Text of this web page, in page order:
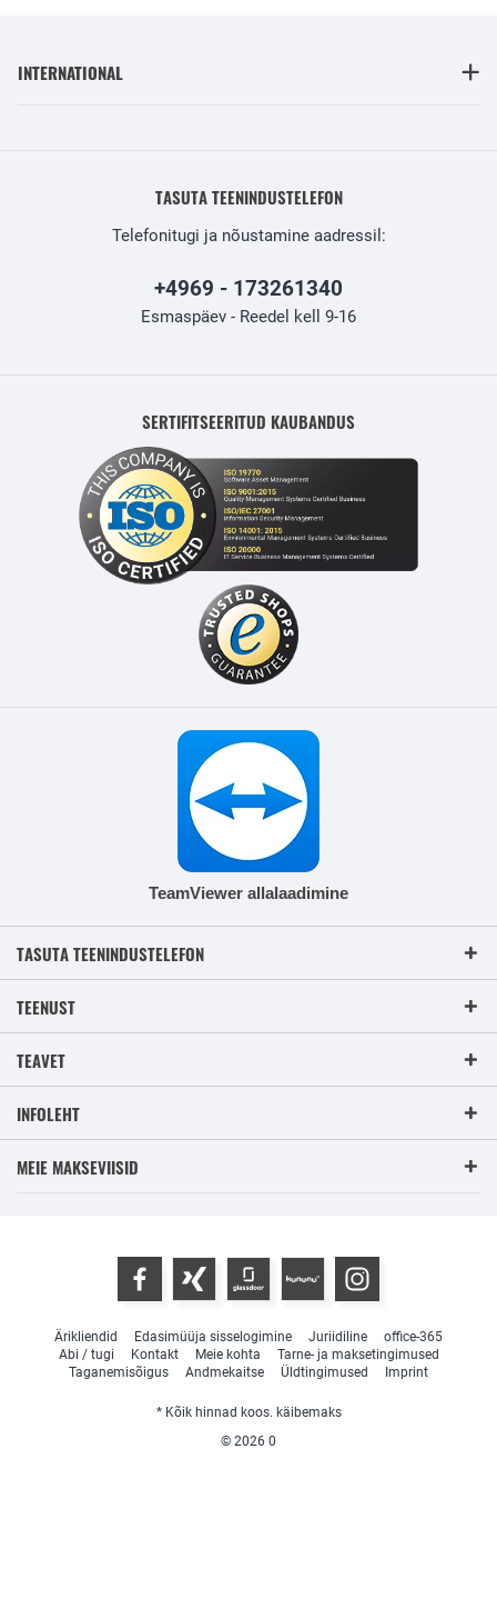
INTERNATIONAL
TASUTA TEENINDUSTELEFON
Telefonitugi ja nõustamine aadressil:
+4969 - 173261340
Esmaspäev - Reedel kell 9-16
SERTIFITSEERITUD KAUBANDUS
TeamViewer allalaadimine
TASUTA TEENINDUSTELEFON
TEENUST
TEAVET
INFOLEHT
MEIE MAKSEVIISID
Ärikliendid Edasimüüja sisselogimine Juriidiline
office-365
Abi / tugi
Kontakt Meie kohta
Tarne- ja maksetingimused
Taganemisõigus
Andmekaitse Üldtingimused Imprint
* Kõik hinnad koos. käibemaks
© 2026 0